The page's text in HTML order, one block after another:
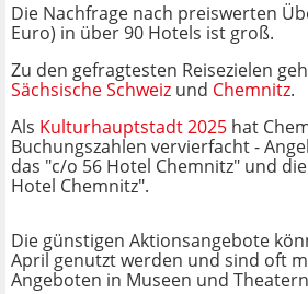
Die Nachfrage nach preiswerten
Euro) in über 90 Hotels ist groß.
Zu den gefragtesten Reisezielen
Sächsische Schweiz und Chemnitz.
Als Kulturhauptstadt 2025 hat
Buchungszahlen vervierfacht -
das "c/o 56 Hotel Chemnitz" und
Hotel Chemnitz".
Die günstigen Aktionsangebote
April genutzt werden und sind oft
Angeboten in Museen und